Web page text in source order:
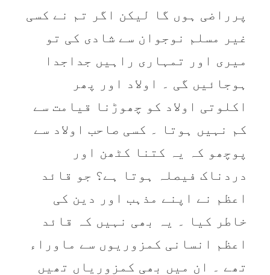
پرراضی ہوں گا لیکن اگر تم نے کسی
غیر مسلم نوجوان سے شادی کی تو
میری اور تمہاری راہیں جداجدا
ہوجائیں گی ۔ اولاد اور پھر
اکلوتی اولاد کو چھوڑنا قیامت سے
کم نہیں ہوتا ۔ کسی صاحب اولاد سے
پوچھو کہ یہ کتنا کٹھن اور
دردناک فیصلہ ہوتا ہے؟ جو قائد
اعظم نے اپنے مذہب اور دین کی
خاطر کیا ۔ یہ بھی نہیں کہ قائد
اعظم انسانی کمزوریوں سے ماوراء
تھے ۔ ان میں بھی کمزوریاں تھیں